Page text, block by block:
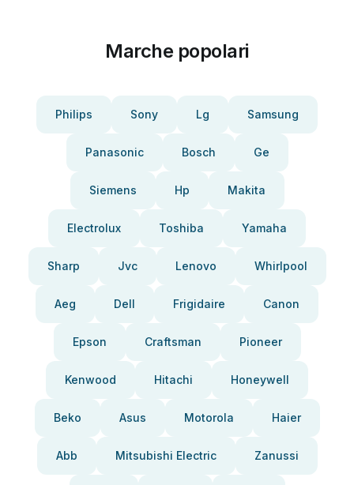
Marche popolari
Philips Sony Lg Samsung
Panasonic Bosch Ge
Siemens Hp Makita
Electrolux Toshiba Yamaha
Sharp Jvc Lenovo Whirlpool
Aeg Dell Frigidaire Canon
Epson Craftsman Pioneer
Kenwood Hitachi Honeywell
Beko Asus Motorola Haier
Abb Mitsubishi Electric Zanussi